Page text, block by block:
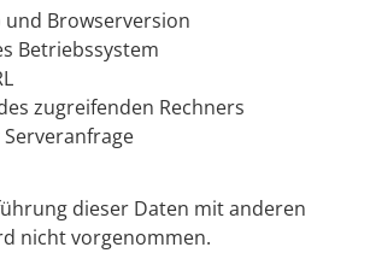
Browserversion
Betriebssystem
zugreifenden Rechners
dieser Daten mit anderen
nicht vorgenommen.